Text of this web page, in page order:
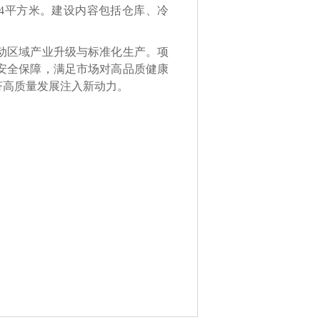
平方米。建设内容包括仓库、冷
区域产业升级与标准化生产。项
全保障，满足市场对高品质健康
质量发展注入新动力。